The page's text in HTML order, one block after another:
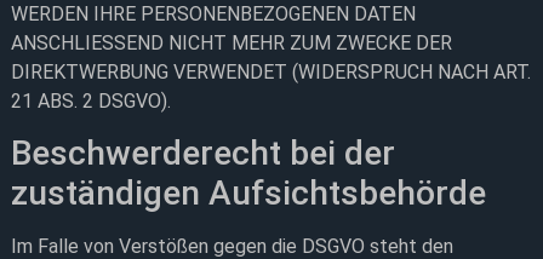
WERDEN IHRE PERSONENBEZOGENEN DATEN
ANSCHLIESSEND NICHT MEHR ZUM ZWECKE DER
DIREKTWERBUNG VERWENDET (WIDERSPRUCH NACH ART.
21 ABS. 2 DSGVO).
Beschwerde­recht bei der
zuständigen Aufsichts­behörde
Im Falle von Verstößen gegen die DSGVO steht den